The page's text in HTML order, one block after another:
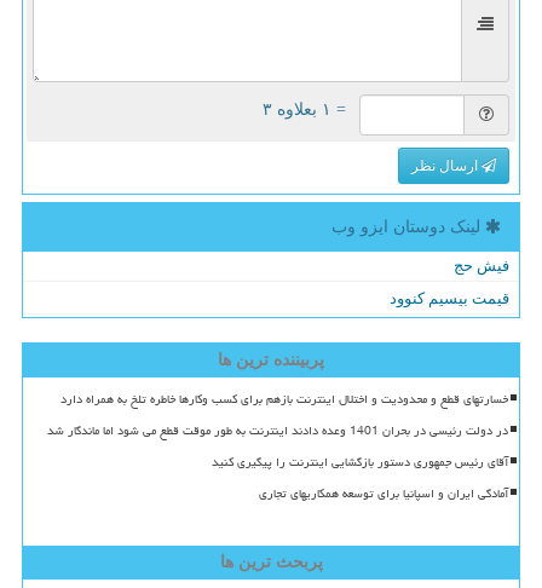
= ۱ بعلاوه ۳
ارسال نظر
لینک دوستان ایزو وب
فیش حج
قیمت بیسیم کنوود
پربیننده ترین ها
خسارتهای قطع و محدودیت و اختلال اینترنت بازهم برای کسب وکارها خاطره تلخ به همراه دارد
در دولت رئیسی در بحران 1401 وعده دادند اینترنت به طور موقت قطع می شود اما ماندگار شد
آقای رئیس جمهوری دستور بازگشایی اینترنت را پیگیری کنید
آمادگی ایران و اسپانیا برای توسعه همکاریهای تجاری
پربحث ترین ها